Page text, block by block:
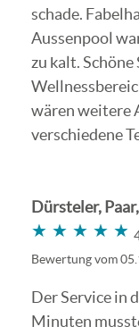
schade.
Aussenpool
zu kalt.
wären weitere
verschiedene
Dürsteler,
★★★★★
★★★★★
Bewertung vom
Der Service in
Minuten